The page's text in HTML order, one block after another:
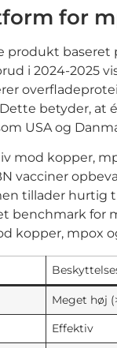
for
produkt
i 2024-2025
betyder,
USA og
mod kopper,
vacciner
tillader hurtig
benchmark for
kopper, mpox
Meget høj
Effektiv